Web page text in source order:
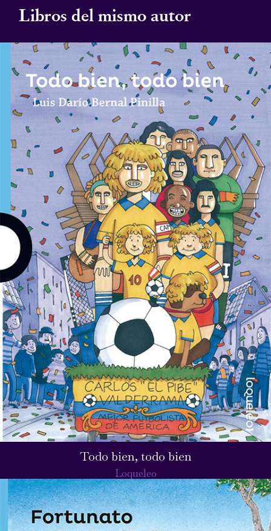
Libros del mismo autor
Todo bien, todo bien
Loqueleo